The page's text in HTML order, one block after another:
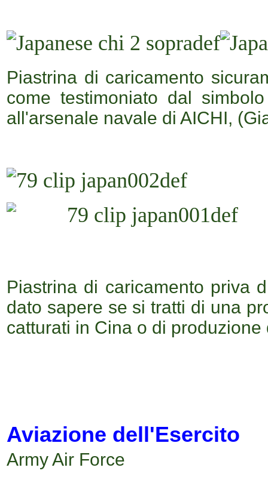
Piastrina di caricamento
come testimoniato dal
all'arsenale navale di AICHI,
Piastrina di caricamento priva
dato sapere se si tratti di una
catturati in Cina o di
Aviazione dell'Esercito
Army Air Force